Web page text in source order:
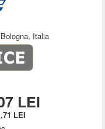
Italia
LEI
LEI